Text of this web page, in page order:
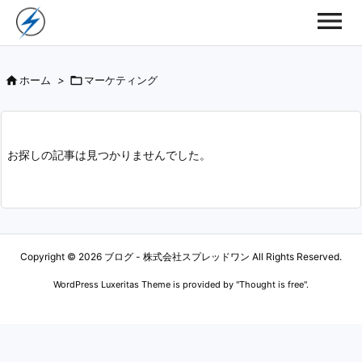
ホーム > マーケティング
お探しの記事は見つかりませんでした。
Copyright © 2026 ブログ - 株式会社スプレッドワン All Rights Reserved.
WordPress Luxeritas Theme is provided by "Thought is free".